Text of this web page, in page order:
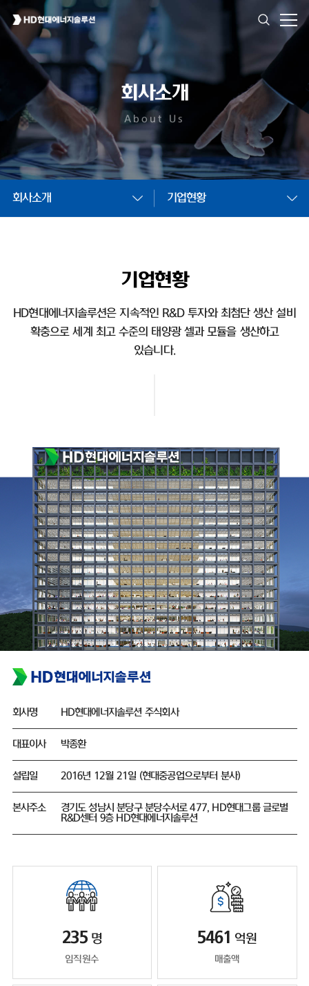
회사소개
About Us
회사소개 기업현황
기업현황
HD현대에너지솔루션은 지속적인 R&D 투자와 최첨단 생산 설비
확충으로 세계 최고 수준의 태양광 셀과 모듈을 생산하고
있습니다.
회사명 HD현대에너지솔루션 주식회사
대표이사 박종환
설립일 2016년 12월 21일 (현대중공업으로부터 분사)
본사주소
경기도 성남시 분당구 분당수서로 477, HD현대그룹 글로벌
R&D센터 9층 HD현대에너지솔루션
235 명
임직원수
5461 억원
매출액